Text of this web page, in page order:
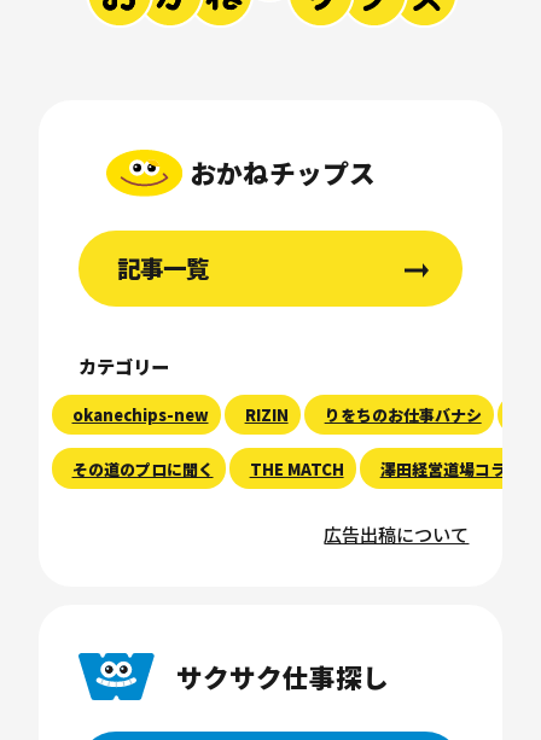
おかねチップス
記事一覧
カテゴリー
okanechips-new RIZIN りをちのお仕事バナシ
その道のプロに聞く THE MATCH 澤田経営道場コラム
広告出稿について
サクサク仕事探し